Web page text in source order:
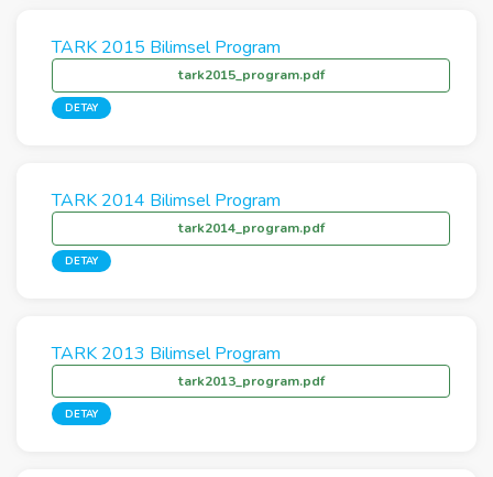
TARK 2015 Bilimsel Program
tark2015_program.pdf
DETAY
TARK 2014 Bilimsel Program
tark2014_program.pdf
DETAY
TARK 2013 Bilimsel Program
tark2013_program.pdf
DETAY